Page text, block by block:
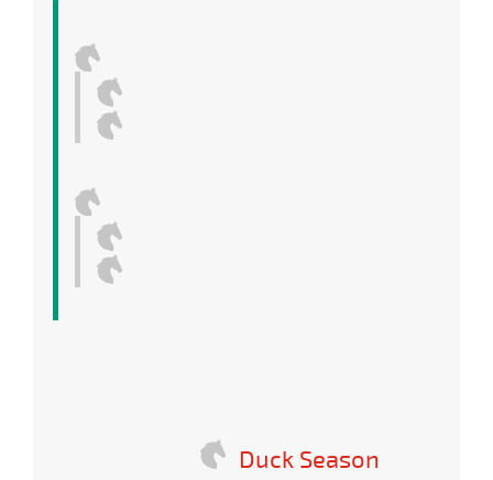
Duck Season